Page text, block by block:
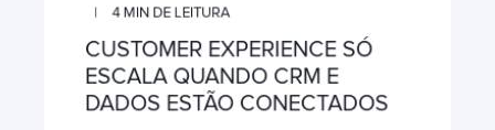
4MIN DE LEITURA
CUSTOMER EXPERIENCE SÓ
ESCALA QUANDO CRM E
DADOS ESTÃO CONECTADOS